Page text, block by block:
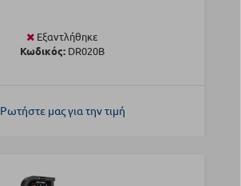
Εξαντλήθηκε
Κωδικός: DR020B
Ρωτήστε μας για την τιμή